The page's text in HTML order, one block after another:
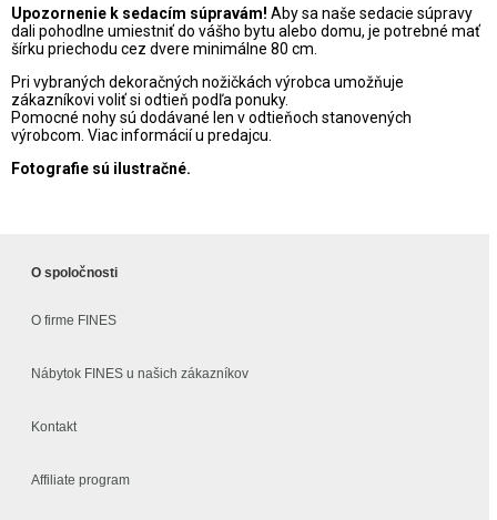
Upozornenie k sedacím súpravám! Aby sa naše sedacie súpravy
dali pohodlne umiestniť do vášho bytu alebo domu, je potrebné mať
šírku priechodu cez dvere minimálne 80 cm.
Pri vybraných dekoračných nožičkách výrobca umožňuje
zákazníkovi voliť si odtieň podľa ponuky.
Pomocné nohy sú dodávané len v odtieňoch stanovených
výrobcom. Viac informácií u predajcu.
Fotografie sú ilustračné.
O spoločnosti
O firme FINES
Nábytok FINES u našich zákazníkov
Kontakt
Affiliate program